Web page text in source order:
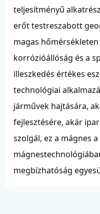
teljesítményű
erőt testreszabott
magas
korrózióállóság és a
illeszkedés értékes
technológiai
járművek hajtására,
fejlesztésére, akár
szolgál, ez a mágnes
megbízhatóság